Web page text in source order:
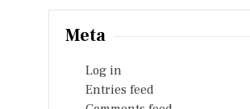
Meta
Log in
Entries feed